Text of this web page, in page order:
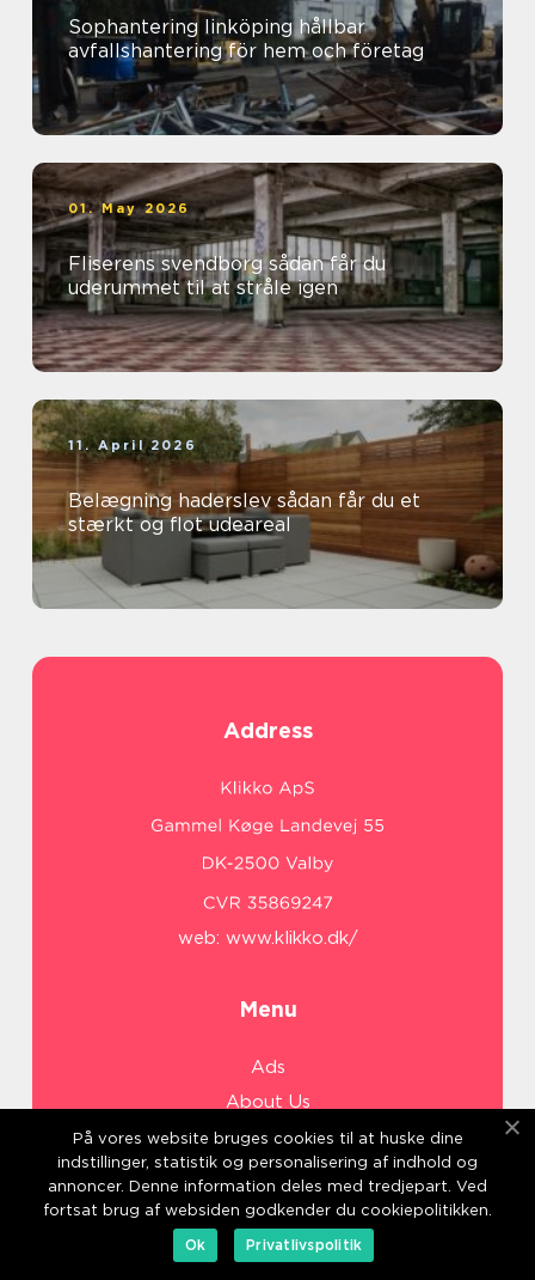
Sophantering linköping hållbar
avfallshantering för hem och företag
01. May 2026
Fliserens svendborg sådan får du
uderummet til at stråle igen
11. April 2026
Belægning haderslev sådan får du et
stærkt og flot udeareal
Address
web: www.klikko.dk/
Menu
Ads
About Us
Cookies
Contact
Sitemap
På vores website bruges cookies til at huske dine
indstillinger, statistik og personalisering af indhold og
annoncer. Denne information deles med tredjepart. Ved
fortsat brug af websiden godkender du cookiepolitikken.
Ok
Privatlivspolitik